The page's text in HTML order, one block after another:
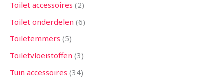
Toilet accessoires 2
Toilet onderdelen 6
Toiletemmers 5
Toiletvloeistoffen 3
Tuin accessoires 34